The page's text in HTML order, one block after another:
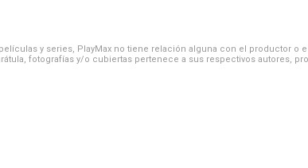
y series, PlayMax no tiene relación alguna con el productor o
fotografías y/o cubiertas pertenece a sus respectivos autores,